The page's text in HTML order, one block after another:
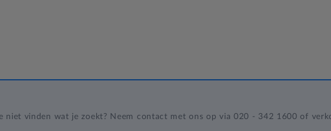
niet vinden wat je zoekt? Neem contact met ons op via 020 - 342 1600 of